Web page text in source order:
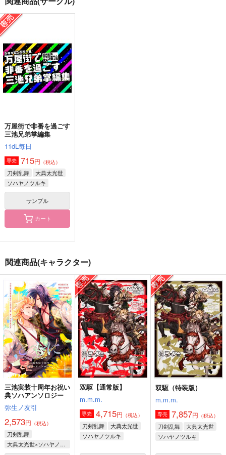
双駆（特装版）
m.m.m.
7,857円（税込）
大典太光世
サンプル
人の身の、いたずら
900円 （税込）
サンプル
作品詳細
472
大典太光世×鬼丸国綱
サンプル
作品詳細
大典太光世
サンプル
作品詳細
鐡-KUROGANE-
万屋街で非番を過ごす
三池兄弟掌編集
11dL毎日
専売 715円 （税込）
刀剣乱舞
大典太光世
ソハヤノツルキ
サンプル
カート
関連商品(キャラクター)
三池実装十周年お祝い
典ソハアンソロジー
弥生ノ友引
2,573円 （税込）
刀剣乱舞
大典太光世×ソハヤノツルキ
双駆【通常版】
m.m.m.
専売 4,715円 （税込）
刀剣乱舞
大典太光世
ソハヤノツルキ
双駆（特装版）
m.m.m.
専売 7,857円 （税込）
刀剣乱舞
大典太光世
ソハヤノツルキ